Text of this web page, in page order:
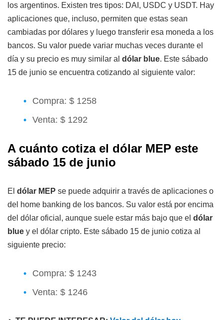
los argentinos. Existen tres tipos: DAI, USDC y USDT. Hay
aplicaciones que, incluso, permiten que estas sean
cambiadas por dólares y luego transferir esa moneda a los
bancos. Su valor puede variar muchas veces durante el
día y su precio es muy similar al dólar blue. Este sábado
15 de junio se encuentra cotizando al siguiente valor:
Compra: $ 1258
Venta: $ 1292
A cuánto cotiza el dólar MEP este
sábado 15 de junio
El dólar MEP se puede adquirir a través de aplicaciones o
del home banking de los bancos. Su valor está por encima
del dólar oficial, aunque suele estar más bajo que el dólar
blue y el dólar cripto. Este sábado 15 de junio cotiza al
siguiente precio:
Compra: $ 1243
Venta: $ 1246